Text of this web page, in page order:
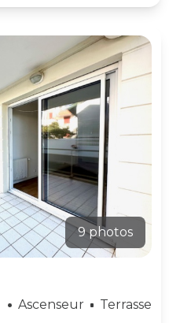
9 photos
Ascenseur Terrasse